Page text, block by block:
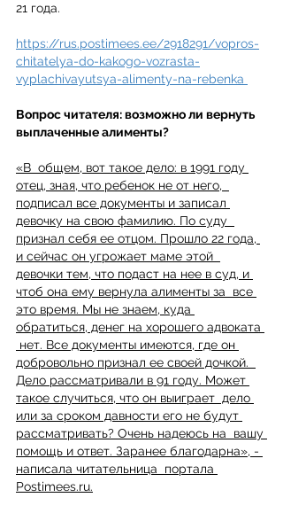
21 года.
https://rus.postimees.ee/2918291/vopros-
chitatelya-do-kakogo-vozrasta-
vyplachivayutsya-alimenty-na-rebenka
Вопрос читателя: возможно ли вернуть
выплаченные алименты?
«В  общем, вот такое дело: в 1991 году
отец, зная, что ребенок не от него,
подписал все документы и записал
девочку на свою фамилию. По суду
признал себя ее отцом. Прошло 22 года,
и сейчас он угрожает маме этой
девочки тем, что подаст на нее в суд, и
чтоб она ему вернула алименты за  все
это время. Мы не знаем, куда
обратиться, денег на хорошего адвоката
нет. Все документы имеются, где он
добровольно признал ее своей дочкой.
Дело рассматривали в 91 году. Может
такое случиться, что он выиграет  дело
или за сроком давности его не будут
рассматривать? Очень надеюсь на  вашу
помощь и ответ. Заранее благодарна», -
написала читательница  портала
Postimees.ru.